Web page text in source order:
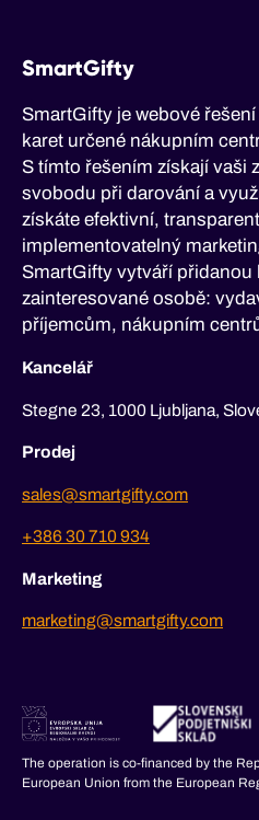
SmartGifty
SmartGifty je webové
karet určené nákupním
S tímto řešením získají vaši
svobodu při darování a
získáte efektivní,
implementovatelný
SmartGifty vytváří přidanou
zainteresované osobě:
příjemcům, nákupním
Kancelář
Stegne 23, 1000 Ljubljana,
Prodej
sales@smartgifty.com
+386 30 710 934
Marketing
marketing@smartgifty.com
The operation is co-financed by the
European Union from the European